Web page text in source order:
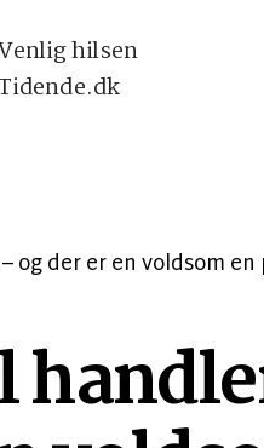
hilsen